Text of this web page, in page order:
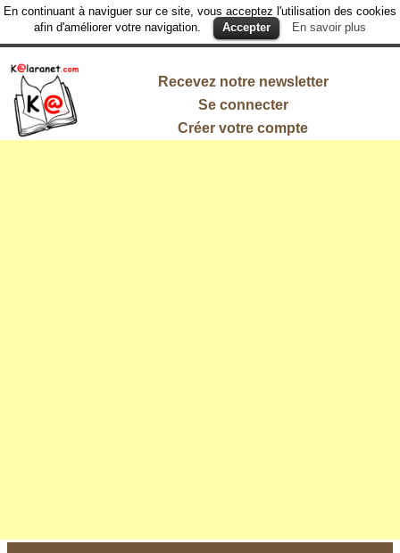
En continuant à naviguer sur ce site, vous acceptez l'utilisation des cookies
afin d'améliorer votre navigation.
Accepter En savoir plus
Recevez notre newsletter
Se connecter
Créer votre compte